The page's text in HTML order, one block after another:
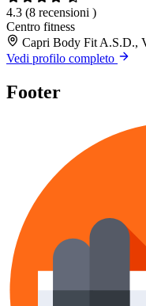
4.3 (8 recensioni )
Centro fitness
Capri Body Fit A.S.D.,
Vedi profilo completo
Footer